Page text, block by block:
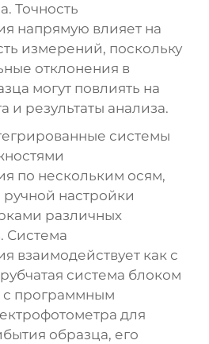
Точность
напрямую влияет на
измерений, поскольку
отклонения в
могут повлиять на
и результаты анализа.
системы
по нескольким осям,
ручной настройки
различных
Система
взаимодействует как с
система блоком
с программным
для
образца, его